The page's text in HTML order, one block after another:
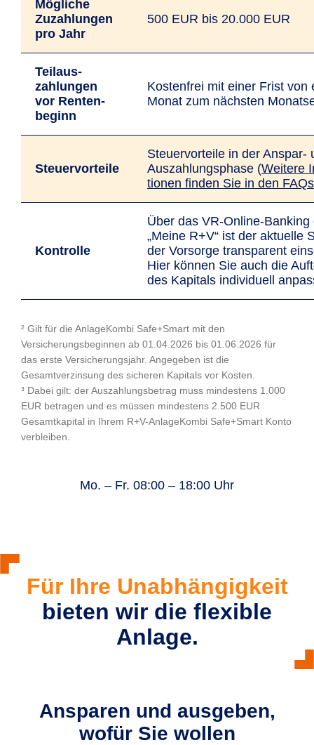
Mög­liche
Zuzah­lun­gen
pro Jahr
500 EUR bis 20.000 EUR
Teil­aus­
zahlun­gen
vor Renten­­
beginn
Kostenfrei mit einer Frist von
Monat zum nächsten
Steuer­­vor­teile
Steuer­vor­tei­le in der An­spar-
Aus­zah­lungs­phase (Weitere
tio­nen finden Sie in den FAQs
Kon­trolle
Über das VR-Online-Ban­king
„Meine R+V“ ist der aktuelle
der Vorsorge trans­parent
Hier können Sie auch die
des Kapitals individuell
² Gilt für die AnlageKombi Safe+Smart mit den
Versicherungsbeginnen ab 01.04.2026 bis 01.06.2026 für
das erste Versicherungsjahr. Angegeben ist die
Gesamtverzinsung des sicheren Kapitals vor Kosten.
³ Dabei gilt: der Auszahlungsbetrag muss mindestens 1.000
EUR betragen und es müssen mindestens 2.500 EUR
Gesamtkapital in Ihrem R+V-AnlageKombi Safe+Smart Konto
verbleiben.
Mo. – Fr. 08:00 – 18:00 Uhr
Für Ihre Unabhängigkeit
bieten wir die flexible
Anlage.
Ansparen und ausgeben,
wofür Sie wollen